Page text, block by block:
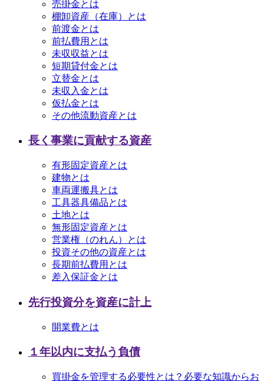
売掛金とは
棚卸資産（在庫）とは
前渡金とは
前払費用とは
未収収益とは
短期貸付金とは
立替金とは
未収入金とは
仮払金とは
その他流動資産とは
長く事業に貢献する資産
有形固定資産とは
建物とは
車両運搬具とは
工具器具備品とは
土地とは
無形固定資産とは
営業権（のれん）とは
投資その他の資産とは
長期前払費用とは
差入保証金とは
先行投資分を資産に計上
開業費とは
１年以内に支払う負債
買掛金を管理する必要性とは？必要な知識からお